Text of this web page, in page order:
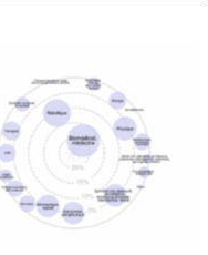
Expertises du GdR -
cartographie par mots-clés
applicatifs - 19/09/2025